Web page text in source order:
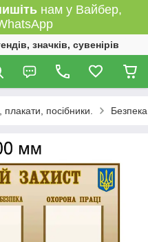
нам у Вайбер,
значків, сувенірів
посібники.